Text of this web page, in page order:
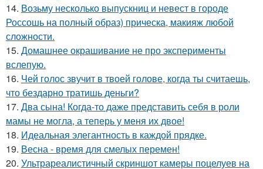
14. Возьму несколько выпускниц и невест в городе
Россошь на полный образ) прическа, макияж любой
сложности.
15. Домашнее окрашивание не про эксперименты
вслепую.
16. Чей голос звучит в твоей голове, когда ты считаешь,
что бездарно тратишь деньги?
17. Два сына! Когда-то даже представить себя в роли
мамы не могла, а теперь у меня их двое!
18. Идеальная элегантность в каждой прядке.
19. Весна - время для смелых перемен!
20. Ультрареалистичный скриншот камеры поцелуев на